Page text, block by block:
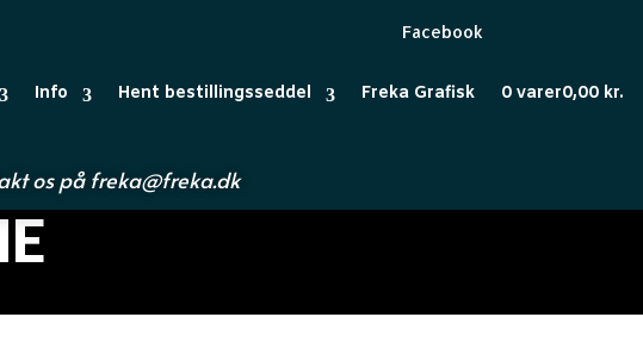
Facebook
Info Hent bestillingsseddel Freka Grafisk 0 varer0,00 kr.
os påfreka@freka.dk